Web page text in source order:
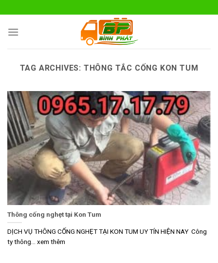
to
content
TAG ARCHIVES: THÔNG TẮC CỐNG KON TUM
Thông cống nghẹt tại Kon Tum
DỊCH VỤ THÔNG CỐNG NGHẸT TẠI KON TUM UY TÍN HIỆN NAY Công
ty thông... xem thêm